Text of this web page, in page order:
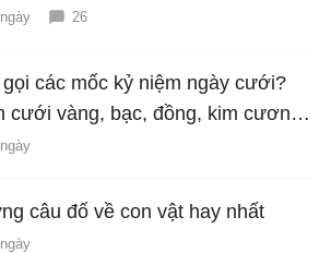
26
các mốc kỷ niệm ngày cưới?
cưới vàng, bạc, đồng, kim cương
nhiêu năm?
câu đố về con vật hay nhất